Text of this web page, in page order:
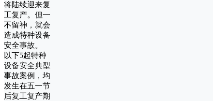
将陆续迎来复
工复产。但一
不留神，就会
造成特种设备
安全事故。
以下5起特种
设备安全典型
事故案例，均
发生在五一节
后复工复产期